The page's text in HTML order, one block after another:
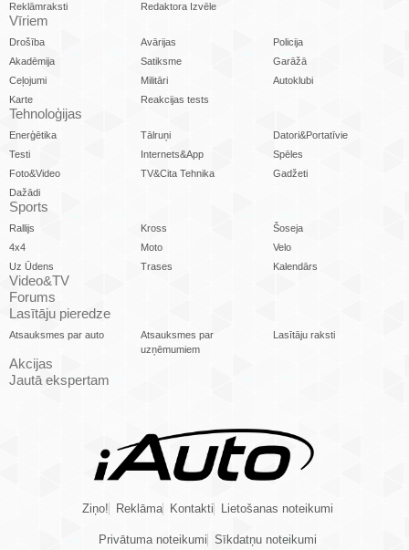
Reklāmraksti
Redaktora Izvēle
Vīriem
Drošība Avārijas
Policija
Akadēmija
Satiksme
Garāžā
Ceļojumi
Militāri
Autoklubi
Karte
Reakcijas tests
Tehnoloģijas
Enerģētika Tālruņi
Datori&Portatīvie
Testi
Internets&App
Spēles
Foto&Video
TV&Cita Tehnika
Gadžeti
Dažādi
Sports
Rallijs Kross
Šoseja
4x4
Moto
Velo
Uz Ūdens
Trases Kalendārs
Video&TV
Forums
Lasītāju pieredze
Atsauksmes par auto
Atsauksmes par
uzņēmumiem
Lasītāju raksti
Akcijas
Jautā ekspertam
Ziņo! Reklāma Kontakti Lietošanas noteikumi
Privātuma noteikumi Sīkdatņu noteikumi